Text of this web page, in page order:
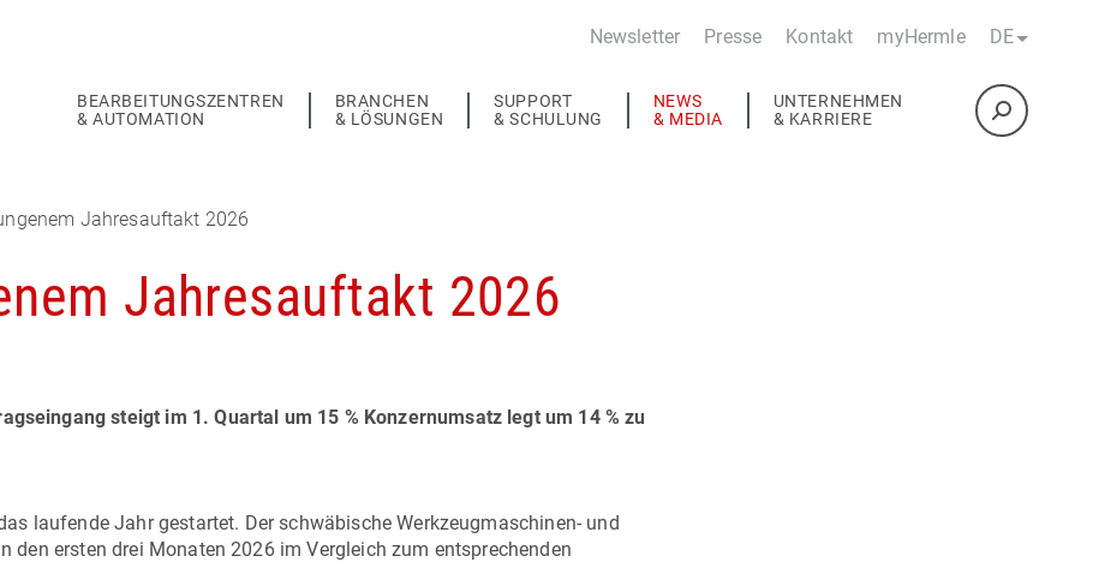
Newsletter Presse Kontakt myHermle DE
BEARBEITUNGSZENTREN
& AUTOMATION
BRANCHEN
& LÖSUNGEN
SUPPORT
& SCHULUNG
NEWS
& MEDIA
UNTERNEHMEN
& KARRIERE
Jahresauftakt 2026
Jahresauftakt 2026
steigt im 1. Quartal um 15 % Konzernumsatz legt um 14 % zu
laufende Jahr gestartet. Der schwäbische Werkzeugmaschinen- und
den ersten drei Monaten 2026 im Vergleich zum entsprechenden